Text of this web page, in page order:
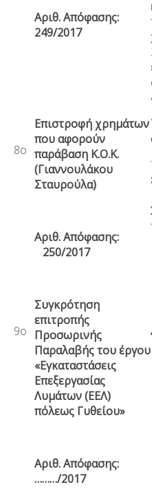
Αριθ. Απόφασης:
249/2017
8ο
Επιστροφή χρημάτων
που αφορούν
παράβαση Κ.Ο.Κ.
(Γιαννουλάκου
Σταυρούλα)
Αριθ. Απόφασης:
250/2017
9ο
Συγκρότηση
επιτροπής
Προσωρινής
Παραλαβής του έργου
«Εγκαταστάσεις
Επεξεργασίας
Λυμάτων (ΕΕΛ)
πόλεως Γυθείου»
Αριθ. Απόφασης:
………/2017